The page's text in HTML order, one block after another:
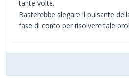
tante volte.
Basterebbe slegare il pulsante
fase di conto per risolvere tale